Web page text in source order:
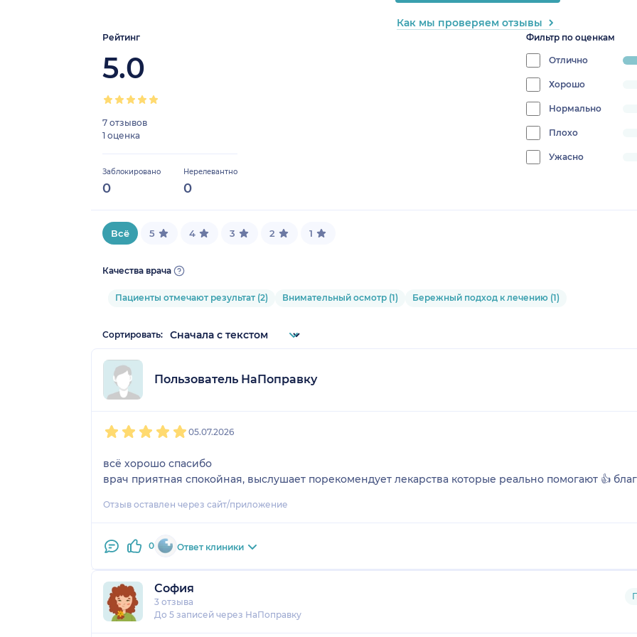
Рейтинг
5.0
7 отзывов
1 оценка
Заблокировано
0
Нерелевантно
0
Фильтр по оценкам
Отлично
Хорошо
Нормально
Плохо
Ужасно
Как мы проверяем отзывы
Всё 5 4 3 2 1
Качества врача
Пациенты отмечают результат (2) Внимательный осмотр (1) Бережный подход к лечению (1)
Сортировать:
Пользователь НаПоправку
05.07.2026
всё хорошо спасибо
врач приятная спокойная, выслушает порекомендует лекарства которые реально помогают 👍
Отзыв оставлен через сайт/приложение
0 Ответ клиники
София
3 отзыва
До 5 записей через НаПоправку